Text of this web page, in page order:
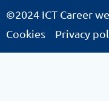
©2024 ICT Career
Cookies
Privacy